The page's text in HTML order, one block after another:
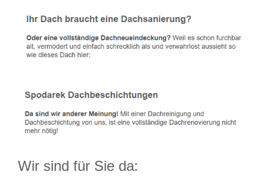
Wir sind für Sie da: